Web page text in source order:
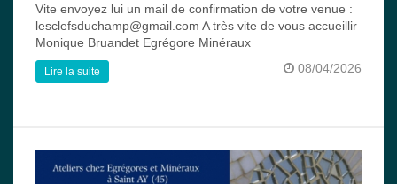
Vite envoyez lui un mail de confirmation de votre venue :
lesclefsduchamp@gmail.com A très vite de vous accueillir
Monique Bruandet Egrégore Minéraux
08/04/2026
Lire la suite